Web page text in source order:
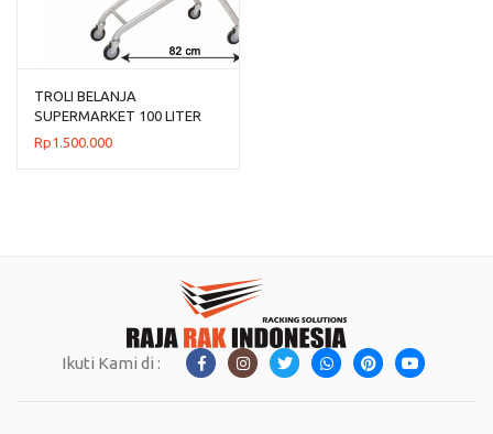
TROLI BELANJA
SUPERMARKET 100 LITER
TIPE TS-100L RAJARAK
Rp1.500.000
Ikuti Kami di :